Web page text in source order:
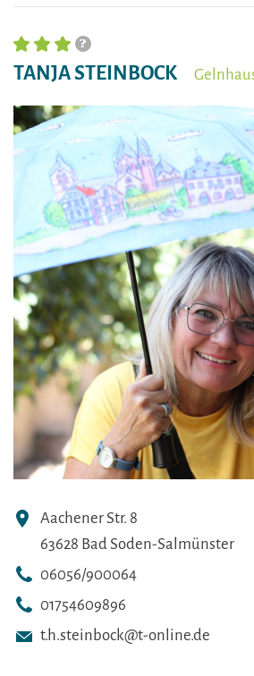
TANJA STEINBOCK
Aachener Str. 8
63628 Bad Soden-Salmünster
06056/900064
01754609896
t.h.steinbock@t-online.de